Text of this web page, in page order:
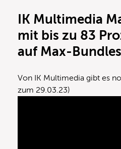
IK Multimedia
mit bis zu 83
auf Max-Bundles
Von IK Multimedia gibt es
zum 29.03.23)